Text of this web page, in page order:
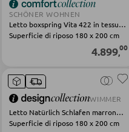
Librerie
Mensole a parete
Accessori ufficio
Set di mobili
Lampade da
SCHÖNER WOHNEN
Letto boxspring Vita 422 in tessuto beige
Superficie di riposo 180 x 200 cm
4.899,00
WIMMER
Letto Natürlich Schlafen marrone grigio rovere nodoso
Superficie di riposo 180 x 200 cm